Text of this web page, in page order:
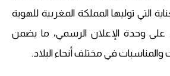
التي توليها المملكة المغربية للهوية
على وحدة الإعلان الرسمي، ما يضمن
والمناسبات في مختلف أنحاء البلاد.